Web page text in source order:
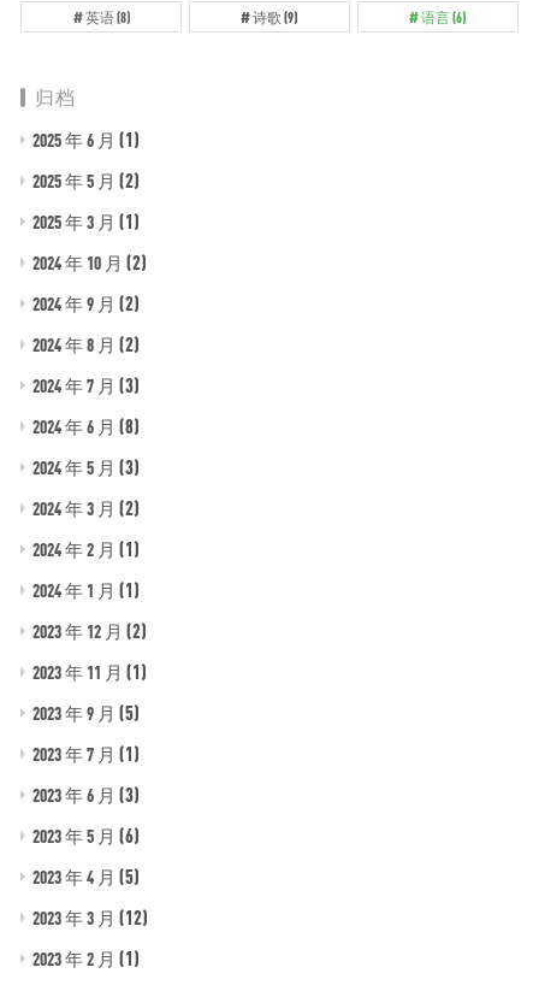
英语(8) 诗歌 (9) 语言(6)
归档
2025 年 6 月 (1)
2025 年 5 月 (2)
2025 年 3 月 (1)
2024 年 10 月 (2)
2024 年 9 月 (2)
2024 年 8 月 (2)
2024 年 7 月 (3)
2024 年 6 月 (8)
2024 年 5 月 (3)
2024 年 3 月 (2)
2024 年 2 月 (1)
2024 年 1 月 (1)
2023 年 12 月 (2)
2023 年 11 月 (1)
2023 年 9 月 (5)
2023 年 7 月 (1)
2023 年 6 月 (3)
2023 年 5 月 (6)
2023 年 4 月 (5)
2023 年 3 月 (12)
2023 年 2 月 (1)